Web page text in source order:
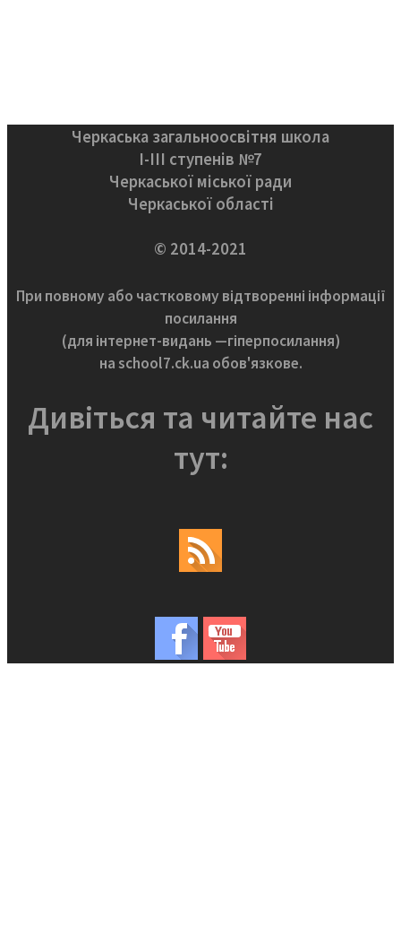
Черкаська загальноосвітня школа
І-ІІІ ступенів №7
Черкаської міської ради
Черкаської області
© 2014-2021
При повному або частковому відтворенні інформації
посилання
(для інтернет-видань —гіперпосилання)
на school7.ck.ua обов'язкове.
Дивіться та читайте нас
тут: